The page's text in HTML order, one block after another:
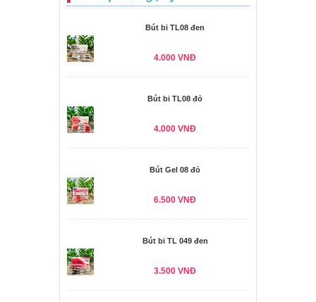
Bút bi TL08 đen
4.000 VNĐ
Bút bi TL08 đỏ
4.000 VNĐ
Bút Gel 08 đỏ
6.500 VNĐ
Bút bi TL 049 đen
3.500 VNĐ